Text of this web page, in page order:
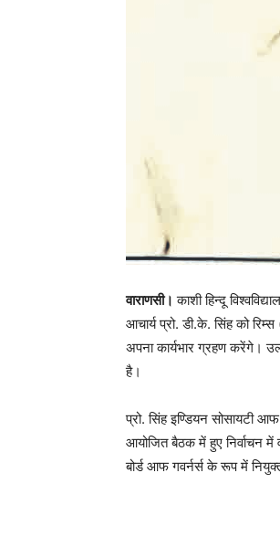
वाराणसी। काशी हिन्दू
आचार्य प्रो. डी.के. सिंह को
अपना कार्यभार ग्रहण करेंगे।
है।
प्रो. सिंह इण्डियन सोसायटी
आयोजित बैठक में हुए निर्वाचन में
बोर्ड आफ गवर्नर्स के रूप में